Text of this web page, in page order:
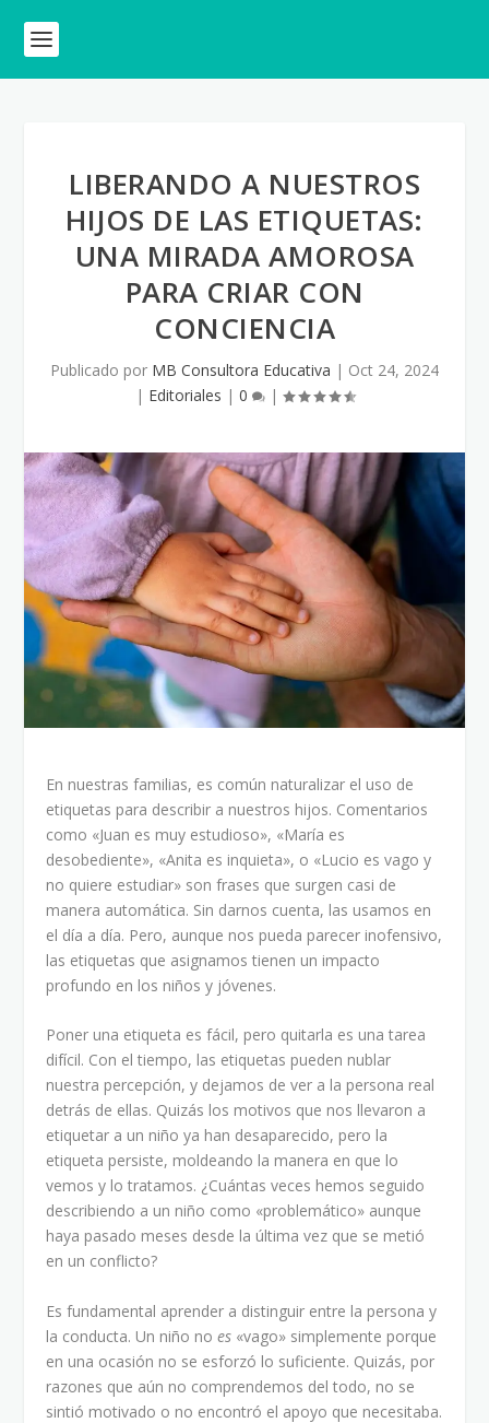
LIBERANDO A NUESTROS
HIJOS DE LAS ETIQUETAS:
UNA MIRADA AMOROSA
PARA CRIAR CON
CONCIENCIA
Publicado por MB Consultora Educativa | Oct 24, 2024
| Editoriales | 0 |
En nuestras familias, es común naturalizar el uso de
etiquetas para describir a nuestros hijos. Comentarios
como «Juan es muy estudioso», «María es
desobediente», «Anita es inquieta», o «Lucio es vago y
no quiere estudiar» son frases que surgen casi de
manera automática. Sin darnos cuenta, las usamos en
el día a día. Pero, aunque nos pueda parecer inofensivo,
las etiquetas que asignamos tienen un impacto
profundo en los niños y jóvenes.
Poner una etiqueta es fácil, pero quitarla es una tarea
difícil. Con el tiempo, las etiquetas pueden nublar
nuestra percepción, y dejamos de ver a la persona real
detrás de ellas. Quizás los motivos que nos llevaron a
etiquetar a un niño ya han desaparecido, pero la
etiqueta persiste, moldeando la manera en que lo
vemos y lo tratamos. ¿Cuántas veces hemos seguido
describiendo a un niño como «problemático» aunque
haya pasado meses desde la última vez que se metió
en un conflicto?
Es fundamental aprender a distinguir entre la persona y
la conducta. Un niño noes «vago» simplemente porque
en una ocasión no se esforzó lo suficiente. Quizás, por
razones que aún no comprendemos del todo, no se
sintió motivado o no encontró el apoyo que necesitaba.